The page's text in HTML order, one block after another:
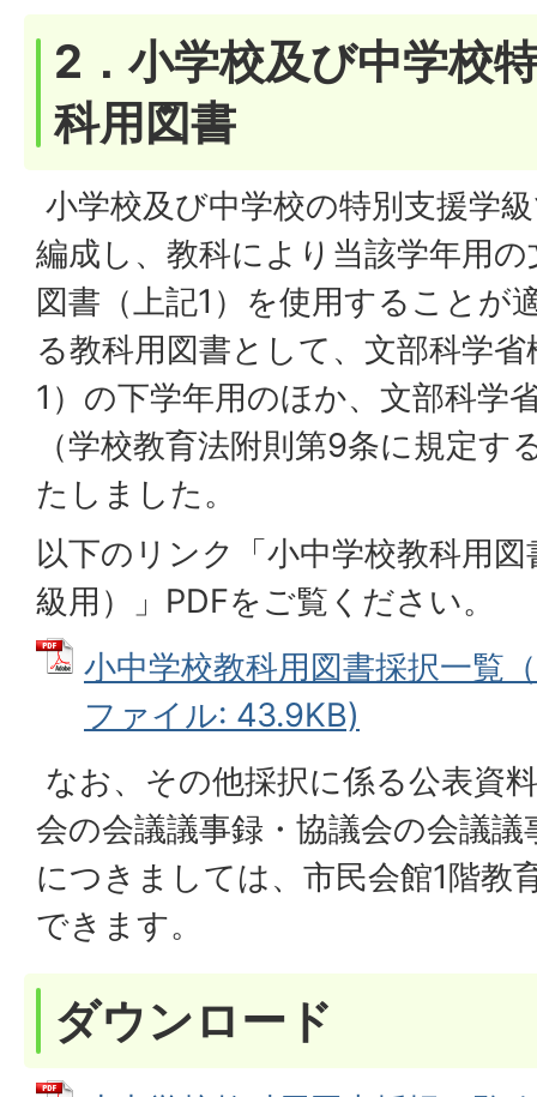
2．小学校及び中学校
科用図書
小学校及び中学校の特別支援学
編成し、教科により当該学年用
図書（上記1）を使用することが
る教科用図書として、文部科学
1）の下学年用のほか、文部科学
（学校教育法附則第9条に規定す
たしました。
以下のリンク「小中学校教科用
級用）」PDFをご覧ください。
小中学校教科用図書採択一覧
ファイル: 43.9KB)
なお、その他採択に係る公表資
会の会議議事録・協議会の会議
につきましては、市民会館1階教
できます。
ダウンロード